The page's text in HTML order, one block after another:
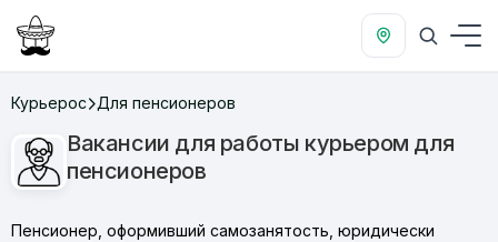
Курьерос Для пенсионеров
Вакансии для работы курьером для
пенсионеров
Пенсионер, оформивший самозанятость, юридически